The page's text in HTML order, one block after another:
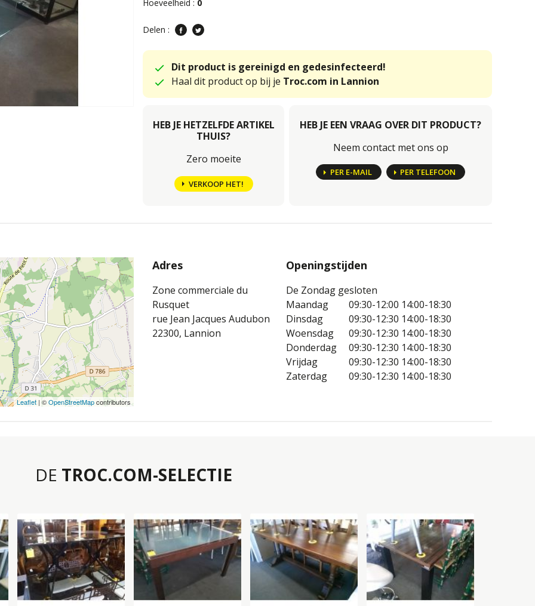
Hoeveelheid : 0
Delen :
Dit product is gereinigd en gedesinfecteerd!
Haal dit product op bij je Troc.com in Lannion
HEB JE HETZELFDE ARTIKEL
THUIS?
Zero moeite
VERKOOP HET!
HEB JE EEN VRAAG OVER DIT PRODUCT?
Neem contact met ons op
PER E-MAIL PER TELEFOON
Leaflet | ©OpenStreetMapcontributors
Adres
Zone commerciale du
Rusquet
rue Jean Jacques Audubon
22300, Lannion
Openingstijden
De Zondag gesloten
Maandag
09:30-12:00 14:00-18:30
Dinsdag
09:30-12:30 14:00-18:30
Woensdag
09:30-12:30 14:00-18:30
Donderdag
09:30-12:30 14:00-18:30
Vrijdag
09:30-12:30 14:00-18:30
Zaterdag
09:30-12:30 14:00-18:30
DE TROC.COM-SELECTIE